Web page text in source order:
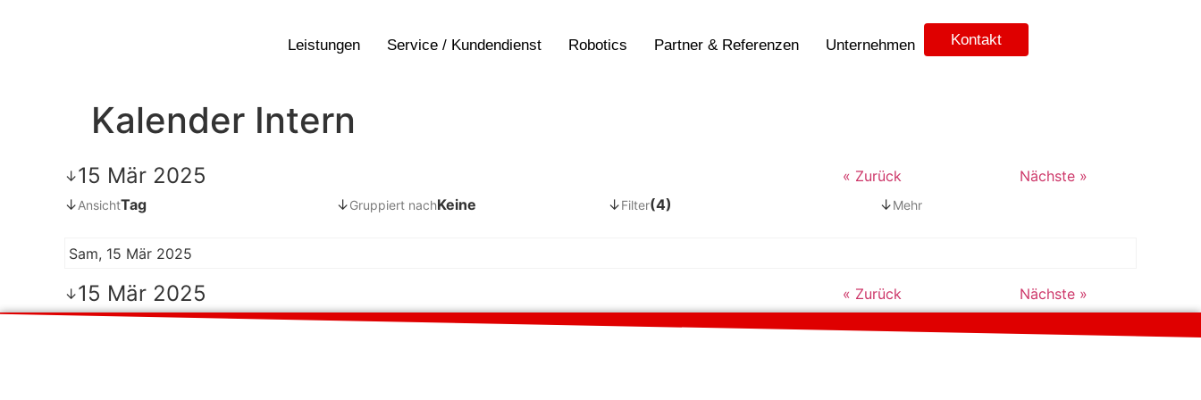
Leistungen Service / Kundendienst Robotics Partner & Referenzen Unternehmen Kontakt
Kalender Intern
↓15 Mär 2025 « Zurück
Nächste »
↓AnsichtTag ↓Gruppiert nachKeine ↓Filter(4) ↓Mehr
Sam, 15 Mär 2025
↓15 Mär 2025 « Zurück Nächste »